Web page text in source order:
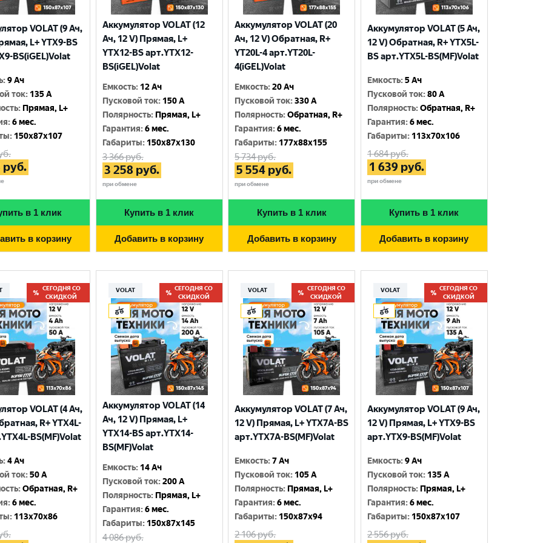
VOLAT (9 Ач,
L+ YTX9-BS
BS(iGEL)Volat
:9 Ач
ток: 135 A
: Прямая, L+
:6 мес.
: 150x87x107
руб.
в 1 клик
в корзину
Аккумулятор VOLAT (12
Ач, 12 V) Прямая, L+
YTX12-BS арт.YTX12-
BS(iGEL)Volat
Емкость: 12 Ач
Пусковой ток: 150 A
Полярность: Прямая, L+
Гарантия:6 мес.
Габариты: 150x87x130
3 366руб.
3 258 руб.
при обмене
Купить в 1 клик
Добавить в корзину
Аккумулятор VOLAT (20
Ач, 12 V) Обратная, R+
YT20L-4 арт.YT20L-
4(iGEL)Volat
Емкость:20 Ач
Пусковой ток:330 A
Полярность:Обратная, R+
Гарантия:6 мес.
Габариты: 177x88x155
5 734руб.
5 554 руб.
при обмене
Купить в 1 клик
Добавить в корзину
Аккумулятор VOLAT (5 Ач,
12 V) Обратная, R+ YTX5L-
BS арт.YTX5L-BS(MF)Volat
Емкость:5 Ач
Пусковой ток:80 A
Полярность:Обратная, R+
Гарантия:6 мес.
Габариты: 113x70x106
1 684руб.
1 639 руб.
при обмене
Купить в 1 клик
Добавить в корзину
СЕГОДНЯ СО
СКИДКОЙ
VOLAT (4 Ач,
R+ YTX4L-
BS(MF)Volat
:4 Ач
ток:50 A
:Обратная, R+
:6 мес.
: 113x70x86
VOLAT
СЕГОДНЯ СО
СКИДКОЙ
Аккумулятор VOLAT (14
Ач, 12 V) Прямая, L+
YTX14-BS арт.YTX14-
BS(MF)Volat
Емкость: 14 Ач
Пусковой ток:200 A
Полярность: Прямая, L+
Гарантия:6 мес.
Габариты: 150x87x145
4 086руб.
VOLAT
СЕГОДНЯ СО
СКИДКОЙ
Аккумулятор VOLAT (7 Ач,
12 V) Прямая, L+ YTX7A-BS
арт.YTX7A-BS(MF)Volat
Емкость:7 Ач
Пусковой ток: 105 A
Полярность: Прямая, L+
Гарантия:6 мес.
Габариты: 150x87x94
2 106руб.
VOLAT
СЕГОДНЯ СО
СКИДКОЙ
Аккумулятор VOLAT (9 Ач,
12 V) Прямая, L+ YTX9-BS
арт.YTX9-BS(MF)Volat
Емкость:9 Ач
Пусковой ток: 135 A
Полярность: Прямая, L+
Гарантия:6 мес.
Габариты: 150x87x107
2 556руб.